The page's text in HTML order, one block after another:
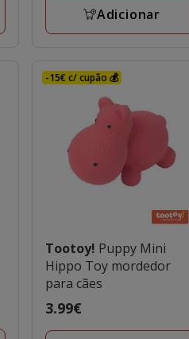
Adicionar
-15€ c/ cupão 💰
Tootoy! Puppy Mini
Hippo Toy mordedor
para cães
Preço
3.99€
3.99€